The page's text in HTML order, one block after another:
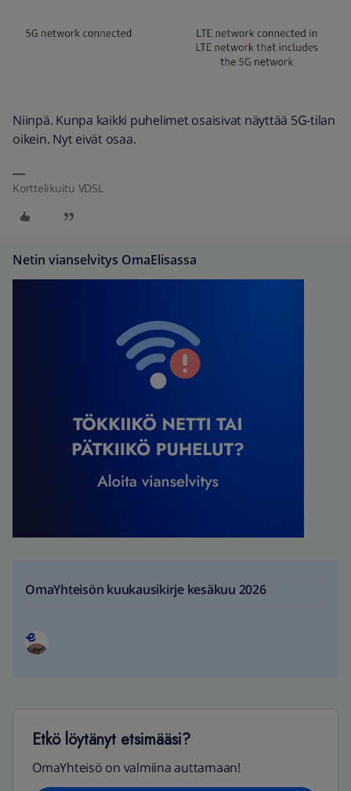
Niinpä. Kunpa kaikki puhelimet osaisivat näyttää 5G-tilan
oikein. Nyt eivät osaa.
Korttelikuitu VDSL
Netin vianselvitys OmaElisassa
OmaYhteisön kuukausikirje kesäkuu 2026
Etkö löytänyt etsimääsi?
OmaYhteisö on valmiina auttamaan!